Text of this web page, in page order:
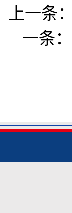
上一条：
一条：